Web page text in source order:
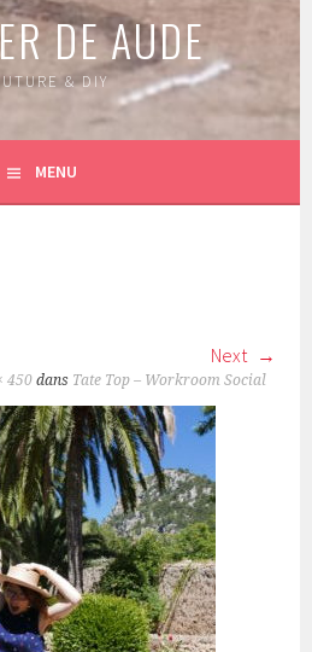
DE AUDE
& DIY
MENU
Next
450 dans Tate Top – Workroom Social